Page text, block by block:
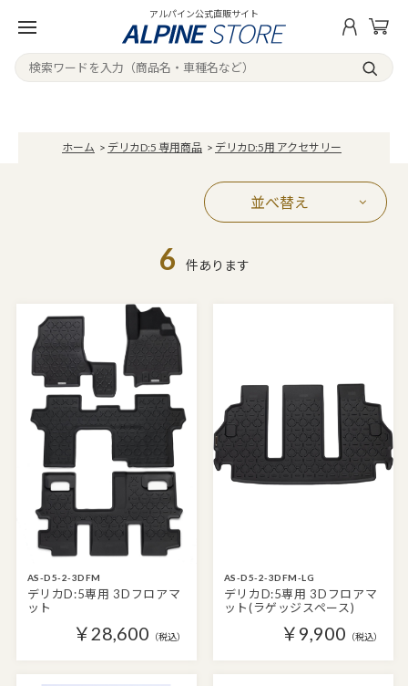
アルパイン公式直販サイト
ホーム > デリカD:5 専用商品 > デリカD:5用 アクセサリー
並べ替え
6 件あります
AS-D5-2-3DFM
デリカD:5専用 3Dフロアマ
ット
￥28,600 （税込）
AS-D5-2-3DFM-LG
デリカD:5専用 3Dフロアマ
ット(ラゲッジスペース)
￥9,900 （税込）